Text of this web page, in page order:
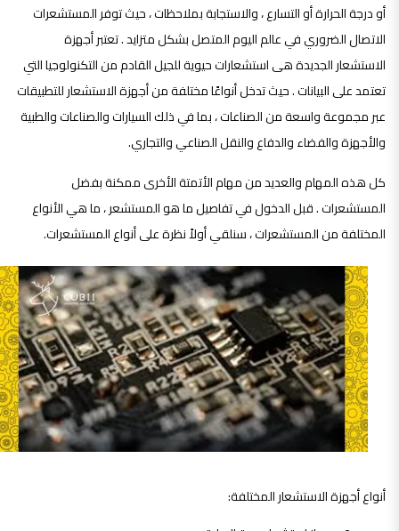
أو درجة الحرارة أو التسارع ، والاستجابة بملاحظات ، حيث توفر المستشعرات
الاتصال الضروري في عالم اليوم المتصل بشكل متزايد . تعتبر أجهزة
الاستشعار الجديدة هى استشعارات حيوية للجيل القادم من التكنولوجيا التي
تعتمد على البيانات . حيث تدخل أنواعًا مختلفة من أجهزة الاستشعار للتطبيقات
عبر مجموعة واسعة من الصناعات ، بما في ذلك السيارات والصناعات والطبية
والأجهزة والفضاء والدفاع والنقل الصناعي والتجاري.
كل هذه المهام والعديد من مهام الأتمتة الأخرى ممكنة بفضل
المستشعرات . قبل الدخول في تفاصيل ما هو المستشعر ، ما هي الأنواع
المختلفة من المستشعرات ، سنلقي أولاً نظرة على أنواع المستشعرات.
أنواع أجهزة الاستشعار المختلفة: